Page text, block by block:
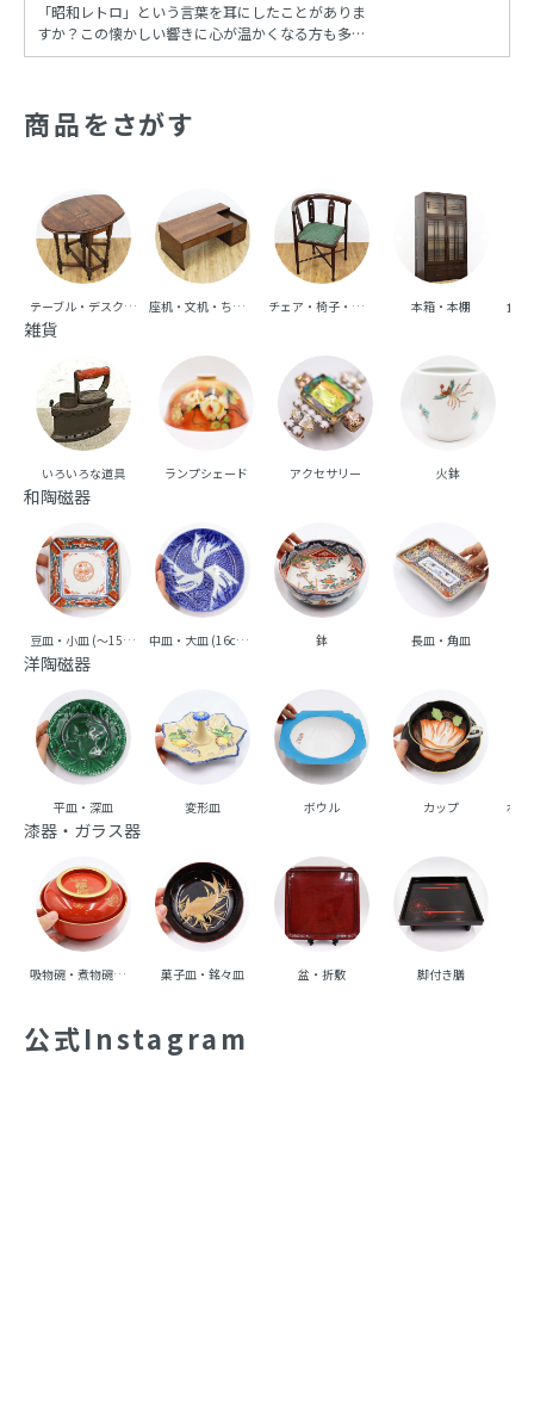
「昭和レトロ」という言葉を耳にしたことがありま
すか？この懐かしい響きに心が温かくなる方も多い
でしょう。昭和時代の風情を再現し、今も多くの
す。
商品をさがす
テーブル・デスク・机 座机・文机・ちゃぶ台 チェア・椅子・ベンチ・ソファ 本箱・本棚 食器
雑貨
いろいろな道具 ランプシェード アクセサリー 火鉢
和陶磁器
豆皿・小皿 (～15cm台) 中皿・大皿 (16cm台～) 鉢 長皿・角皿
洋陶磁器
平皿・深皿 変形皿 ボウル カップ ポッ
漆器・ガラス器
吸物碗・煮物碗・丼碗 菓子皿・銘々皿 盆・折敷 脚付き膳
公式Instagram